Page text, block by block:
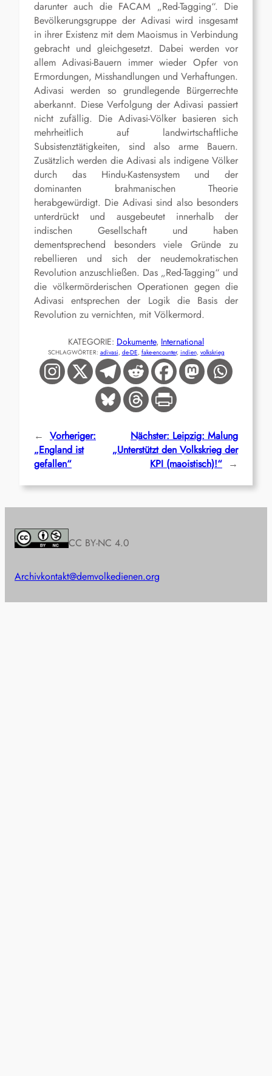
darunter auch die FACAM „Red-Tagging“. Die
Bevölkerungsgruppe der Adivasi wird insgesamt
in ihrer Existenz mit dem Maoismus in Verbindung
gebracht und gleichgesetzt. Dabei werden vor
allem Adivasi-Bauern immer wieder Opfer von
Ermordungen, Misshandlungen und Verhaftungen.
Adivasi werden so grundlegende Bürgerrechte
aberkannt. Diese Verfolgung der Adivasi passiert
nicht zufällig. Die Adivasi-Völker basieren sich
mehrheitlich auf landwirtschaftliche
Subsistenztätigkeiten, sind also arme Bauern.
Zusätzlich werden die Adivasi als indigene Völker
durch das Hindu-Kastensystem und der
dominanten brahmanischen Theorie
herabgewürdigt. Die Adivasi sind also besonders
unterdrückt und ausgebeutet innerhalb der
indischen Gesellschaft und haben
dementsprechend besonders viele Gründe zu
rebellieren und sich der neudemokratischen
Revolution anzuschließen. Das „Red-Tagging“ und
die völkermörderischen Operationen gegen die
Adivasi entsprechen der Logik die Basis der
Revolution zu vernichten, mit Völkermord.
KATEGORIE: Dokumente, International
SCHLAGWÖRTER: adivasi, de-DE, fake-encounter, indien, volkskrieg
← Vorheriger:
„England ist
gefallen“
Nächster: Leipzig: Malung
„Unterstützt den Volkskrieg der
KPI (maoistisch)!“ →
CC BY-NC 4.0
Archivkontakt@demvolkedienen.org